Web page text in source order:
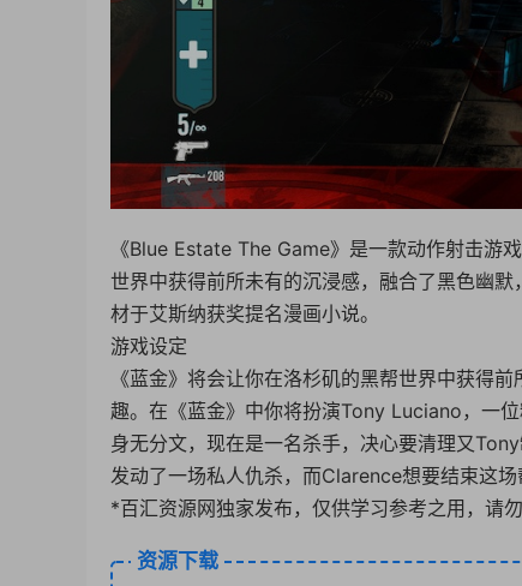
《Blue Estate The Game》是一款动作射击游
世界中获得前所未有的沉浸感，融合了黑色幽
材于艾斯纳获奖提名漫画小说。
游戏设定
《蓝金》将会让你在洛杉矶的黑帮世界中获得
趣。在《蓝金》中你将扮演Tony Luciano，一
身无分文，现在是一名杀手，决心要清理又
发动了一场私人仇杀，而Clarence想要结束这
*百汇资源网独家发布，仅供学习参考之用，请
资源下载